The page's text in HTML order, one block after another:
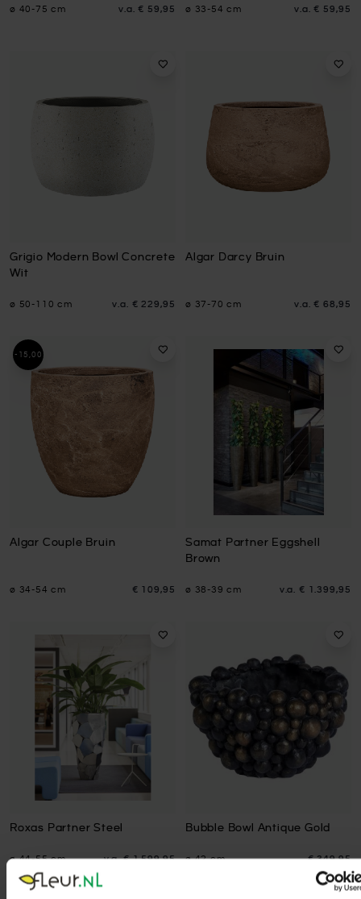
ø 40-75 cm v.a. € 59,95 ø 33-54 cm v.a. € 59,95
Grigio Modern Bowl Concrete
Wit
ø 50-110 cm v.a. € 229,95
Algar Darcy Bruin
ø 37-70 cm v.a. € 68,95
Algar Couple Bruin
ø 34-54 cm € 109,95
-15,00
Samat Partner Eggshell
Brown
ø 38-39 cm v.a. € 1.399,95
Roxas Partner Steel
ø 44-55 cm v.a. € 1.599,95
Bubble Bowl Antique Gold
ø 42 cm € 349,95